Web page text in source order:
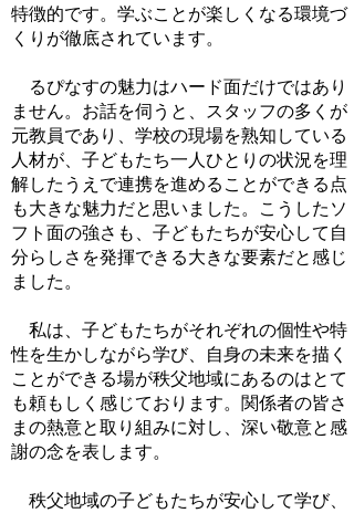
特徴的です。学ぶことが楽しくなる環境づ
くりが徹底されています。
るぴなすの魅力はハード面だけではあり
ません。お話を伺うと、スタッフの多くが
元教員であり、学校の現場を熟知している
人材が、子どもたち一人ひとりの状況を理
解したうえで連携を進めることができる点
も大きな魅力だと思いました。こうしたソ
フト面の強さも、子どもたちが安心して自
分らしさを発揮できる大きな要素だと感じ
ました。
私は、子どもたちがそれぞれの個性や特
性を生かしながら学び、自身の未来を描く
ことができる場が秩父地域にあるのはとて
も頼もしく感じております。関係者の皆さ
まの熱意と取り組みに対し、深い敬意と感
謝の念を表します。
秩父地域の子どもたちが安心して学び、